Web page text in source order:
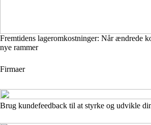
Fremtidens lageromkostninger: Når ændrede
nye rammer
Firmaer
Brug kundefeedback til at styrke og udvikle